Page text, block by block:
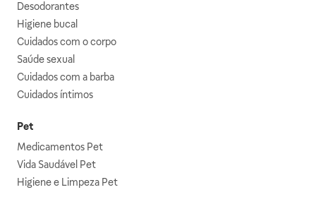
Desodorantes
Higiene bucal
Cuidados com o corpo
Saúde sexual
Cuidados com a barba
Cuidados íntimos
Pet
Medicamentos Pet
Vida Saudável Pet
Higiene e Limpeza Pet